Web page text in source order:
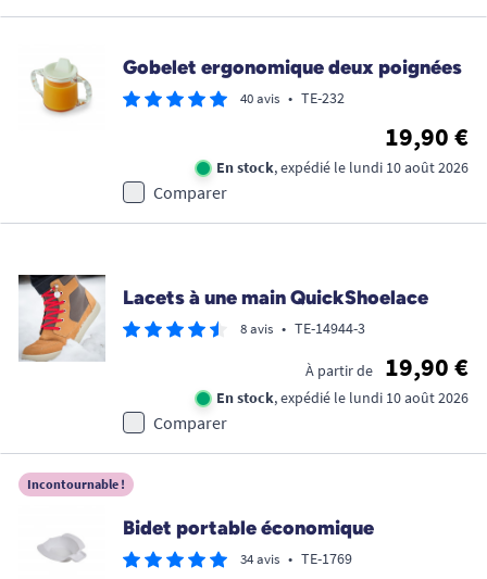
Gobelet ergonomique deux poignées
40 avis • TE-232
19,90 €
En stock, expédié le lundi 10 août 2026
Comparer
Lacets à une main QuickShoelace
8 avis • TE-14944-3
À partir de 19,90 €
En stock, expédié le lundi 10 août 2026
Comparer
Incontournable !
Bidet portable économique
34 avis • TE-1769